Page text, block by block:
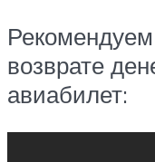
возврате
авиабилет: